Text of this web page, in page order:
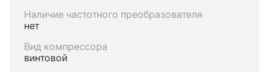
Наличие частотного преобразователя
нет
Вид компрессора
винтовой